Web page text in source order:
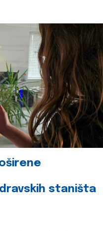
staništa